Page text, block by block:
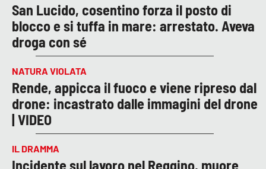
San Lucido, cosentino forza il posto di
blocco e si tuffa in mare: arrestato. Aveva
droga con sé
NATURA VIOLATA
Rende, appicca il fuoco e viene ripreso dal
drone: incastrato dalle immagini del drone
| VIDEO
IL DRAMMA
Incidente sul lavoro nel Reggino, muore